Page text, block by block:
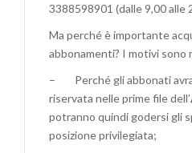
3388598901 (dalle 9,00 alle
Ma perché è importante
abbonamenti? I motivi sono
– Perché gli abbonati
riservata nelle prime file dell’
potranno quindi godersi gli
posizione privilegiata;